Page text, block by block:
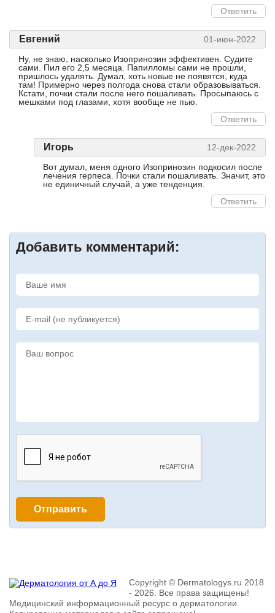
Ответить
Евгений
01-июн-2022
Ну, не знаю, насколько Изопринозин эффективен. Судите
сами. Пил его 2,5 месяца. Папилломы сами не прошли,
пришлось удалять. Думал, хоть новые не появятся, куда
там! Примерно через полгода снова стали образовываться.
Кстати, почки стали после него пошаливать. Просыпаюсь с
мешками под глазами, хотя вообще не пью.
Ответить
Игорь
12-дек-2022
Вот думал, меня одного Изопринозин подкосил после
лечения герпеса. Почки стали пошаливать. Значит, это
не единичный случай, а уже тенденция.
Ответить
Добавить комментарий:
Copyright © Dermatologys.ru 2018
- 2026. Все права защищены!
Медицинский информационный ресурс о дерматологии.